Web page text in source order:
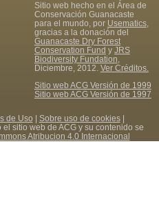
Sitio web hecho en el Área de
Conservación Guanacaste
para el mundo, por Usematics,
gracias a la donación del
Guanacaste Dry Forest
Conservation Fund y JRS
Biodiversity Fundation,
Diciembre, 2012. Ver Créditos.
Sitio web ACG Versión de 1999
Sitio web ACG Versión de 1997
de Uso Sobre uso de cookies|
sitio web de ACG y su contenido se
Atribucion 4.0 Internacional